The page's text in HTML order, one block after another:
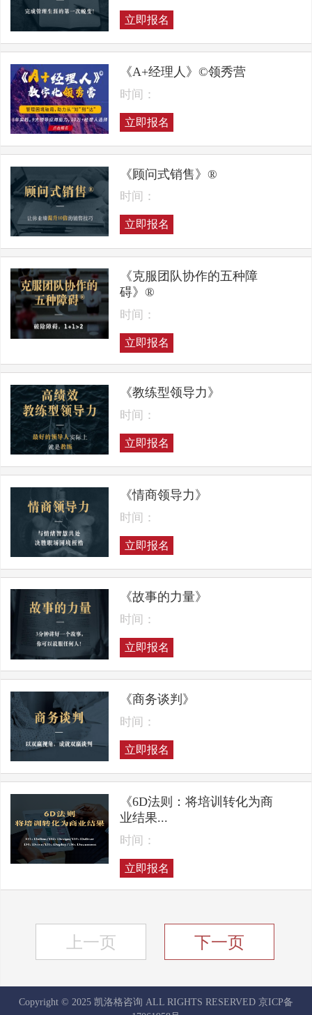
立即报名
《A+经理人》©领秀营
时间：
立即报名
《顾问式销售》®
时间：
立即报名
《克服团队协作的五种障
碍》®
时间：
立即报名
《教练型领导力》
时间：
立即报名
《情商领导力》
时间：
立即报名
《故事的力量》
时间：
立即报名
《商务谈判》
时间：
立即报名
《6D法则：将培训转化为商
业结果...
时间：
立即报名
上一页 下一页
Copyright © 2025 凯洛格咨询 ALL RIGHTS RESERVED 京ICP备